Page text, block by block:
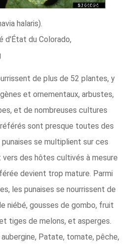
halaris).
d'État du Colorado,
de plus de 52 plantes, y
et ornementaux, arbustes,
et de nombreuses cultures
sont presque toutes des
se multiplient sur ces
des hôtes cultivés à mesure
devient trop mature. Parmi
les punaises se nourrissent de
niébé, gousses de gombo, fruit
tiges de melons, et asperges.
Patate, tomate, pêche,